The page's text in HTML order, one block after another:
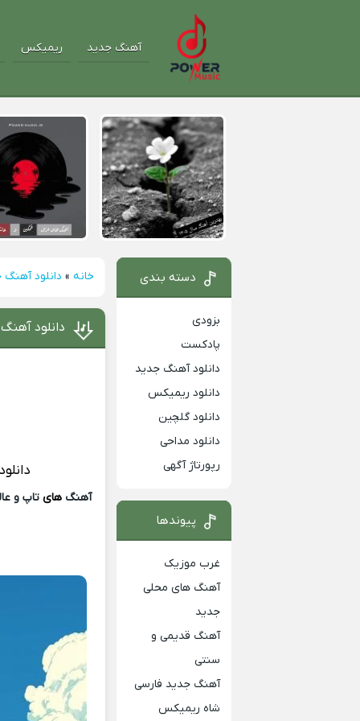
آهنگ جدید ریمیکس
خانه » دانلود
دانلود
آهنگ هایتاپ و
دسته بندی
بزودی
پادکست
دانلود آهنگ جدید
دانلود ریمیکس
دانلود گلچین
دانلود مداحی
رپورتاژ آگهی
پیوندها
غرب موزیک
آهنگ های محلی
جدید
آهنگ قدیمی و
سنتی
آهنگ جدید فارسی
شاه ریمیکس